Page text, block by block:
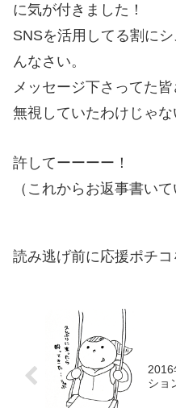
に気が付きました！
SNSを活用してる割に
んなさい。
メッセージ下さってた皆
無視していたわけじゃな
許してーーーー！
（これからお返事書いて
読み逃げ前に応援ポチ
2016
ショ